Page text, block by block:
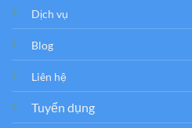
Dịch vụ
Blog
Liên hệ
Tuyển dụng